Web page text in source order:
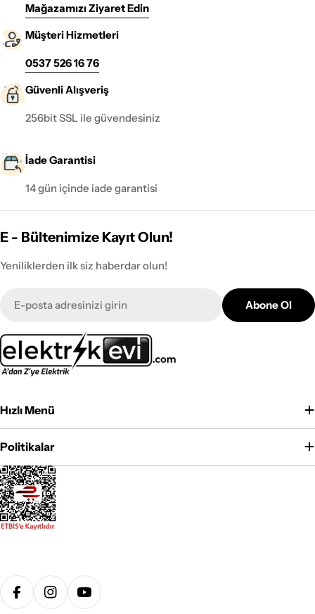
Mağazamızı Ziyaret Edin
Müşteri Hizmetleri
0537 526 16 76
Güvenli Alışveriş
256bit SSL ile güvendesiniz
İade Garantisi
14 gün içinde iade garantisi
Hızlı Menü
Politikalar
E - Bültenimize Kayıt Olun!
Yeniliklerden ilk siz haberdar olun!
posta
Abone Ol
Ödeme
yöntemleri
FacebookInstagramYouTube